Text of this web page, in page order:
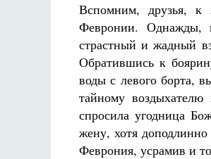
Вспомним, друзья, к
Февронии. Однажды,
страстный и жадный
Обратившись к
воды с левого борта,
тайному
спросила угодница
жену, хотя доподлинно
Феврония, усрамив и